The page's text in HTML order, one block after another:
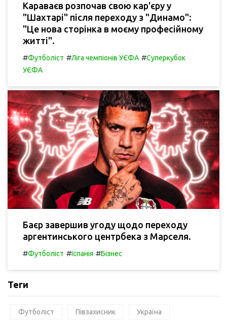
Караваєв розпочав свою кар'єру у
"Шахтарі" після переходу з "Динамо":
"Це нова сторінка в моєму професійному
житті".
#Футболіст #Ліга чемпіонів УЄФА #Суперкубок
УЄФА
Баєр завершив угоду щодо переходу
аргентинського центрбека з Марселя.
#Футболіст #Іспанія #Бізнес
Теги
Футболіст Півзахисник Україна